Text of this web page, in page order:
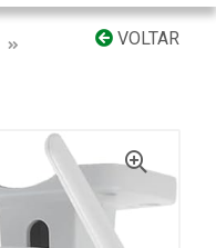
VOLTAR